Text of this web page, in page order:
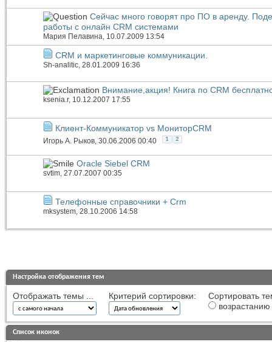
Сейчас много говорят про ПО в аренду.
работы с онлайн CRM системами
Мария Пелавина, 10.07.2009 13:54
CRM и маркетинговые коммуникации.
Sh-analitic , 28.01.2009 16:36
Внимание,акция! Книга по CRM
ksenia.r, 10.12.2007 17:55
Клиент-Коммуникатор vs МониторCRM
Игорь А. Рыков, 30.06.2006 00:40 1 2
Oracle Siebel CRM
svtim, 27.07.2007 00:35
Телефонные справочники + Crm
mksystem, 28.10.2006 14:58
Настройка отображения тем
Отображать темы ... Критерий сортировки:
Сортировать
возрастанию
Список иконок